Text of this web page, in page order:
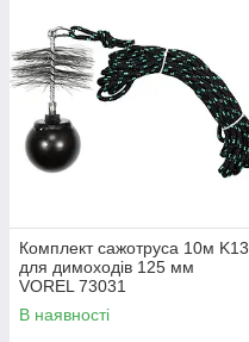
Комплект сажотруса 10м K13
для димоходів 125 мм
VOREL 73031
В наявності